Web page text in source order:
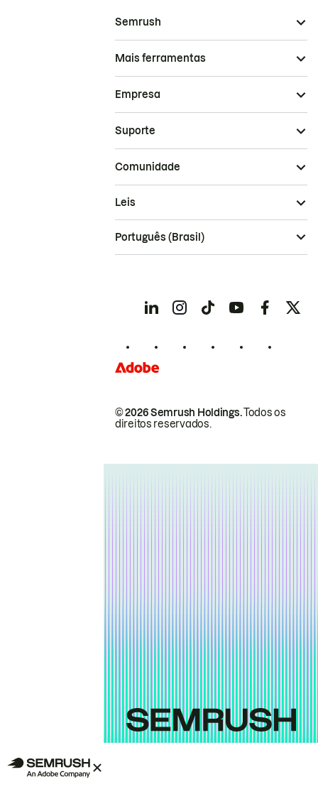
Semrush
Mais ferramentas
Empresa
Suporte
Comunidade
© 2026 Semrush Holdings.Todos os
direitos reservados.
Leis
Português (Brasil)